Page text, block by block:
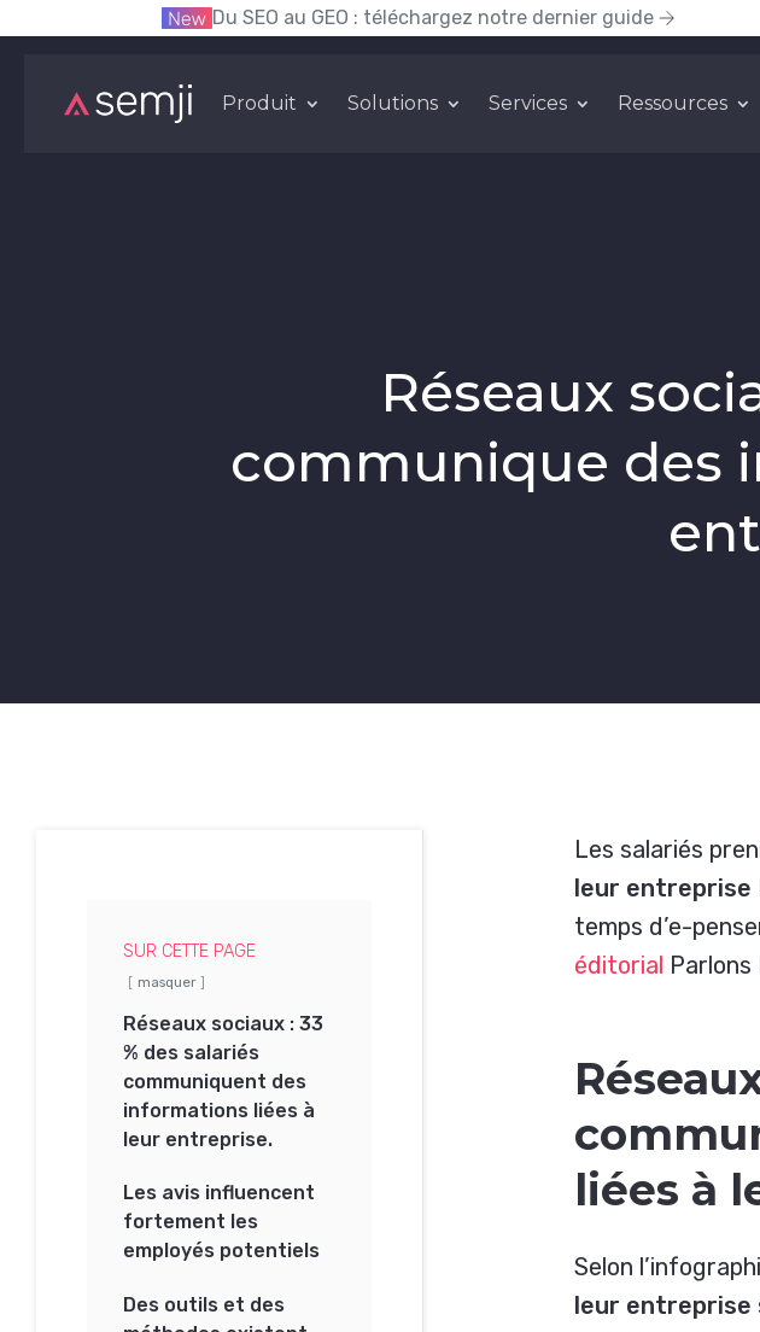
Du SEO au GEO : téléchargez notre dernier guide
Produit Solutions Services Ressources
Réseaux
communique des
SUR CETTE PAGE
masquer
Réseaux sociaux : 33
% des salariés
communiquent des
informations liées à
leur entreprise.
Les avis influencent
fortement les
employés potentiels
Des outils et des
Les salariés
leur entreprise
temps d’e-
éditorial
liées à
Selon
leur entreprise